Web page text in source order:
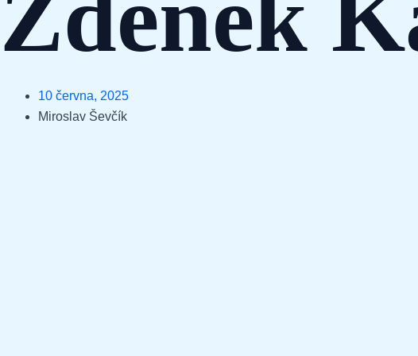
10 června, 2025
Miroslav Ševčík